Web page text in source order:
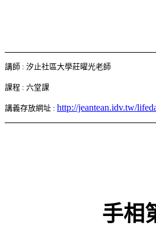
講師 : 汐止社區大學莊曜光老師
課程 : 六堂課
講義存放網址 : http://jeantean.idv.tw/
手相